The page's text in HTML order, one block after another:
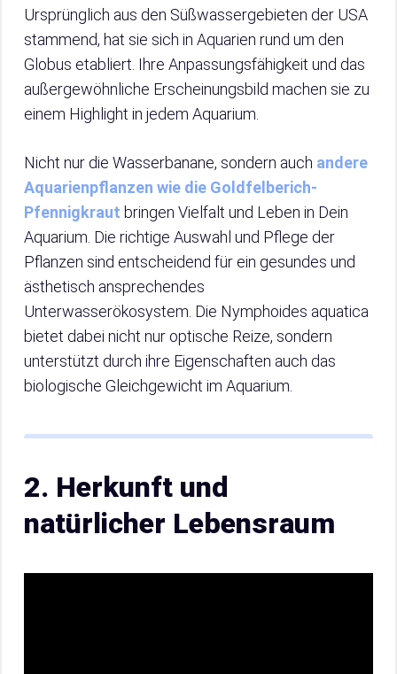
Ursprünglich aus den Süßwassergebieten der USA
stammend, hat sie sich in Aquarien rund um den
Globus etabliert. Ihre Anpassungsfähigkeit und das
außergewöhnliche Erscheinungsbild machen sie zu
einem Highlight in jedem Aquarium.
Nicht nur die Wasserbanane, sondern auch andere
Aquarienpflanzen wie die Goldfelberich-
Pfennigkraut bringen Vielfalt und Leben in Dein
Aquarium. Die richtige Auswahl und Pflege der
Pflanzen sind entscheidend für ein gesundes und
ästhetisch ansprechendes
Unterwasserökosystem. Die Nymphoides aquatica
bietet dabei nicht nur optische Reize, sondern
unterstützt durch ihre Eigenschaften auch das
biologische Gleichgewicht im Aquarium.
2. Herkunft und
natürlicher Lebensraum